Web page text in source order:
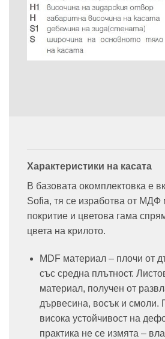
Характеристики на касата
В базовата окомплектовка е
Sofia, тя се изработва от МДФ
покритие и цветова гама
цвета на крилото.
MDF материал – плочи от
със средна плътност.
материал, получен от
дървесина, восък и смоли.
висока устойчивост на
практика не се измята –